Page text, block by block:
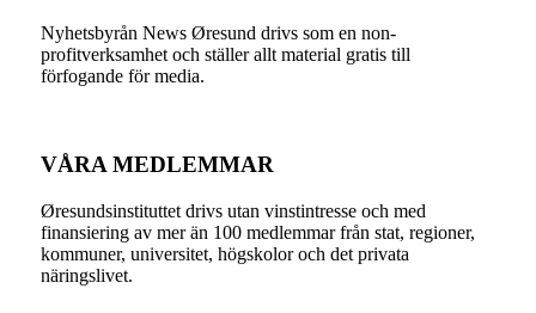
Nyhetsbyrån News Øresund drivs som en non-
profitverksamhet och ställer allt material gratis till
förfogande för media.
VÅRA MEDLEMMAR
Øresundsinstituttet drivs utan vinst­intresse och med
finansiering av mer än 100 medlemmar från stat, regioner,
kommuner, universitet, högskolor och det privata
näringslivet.